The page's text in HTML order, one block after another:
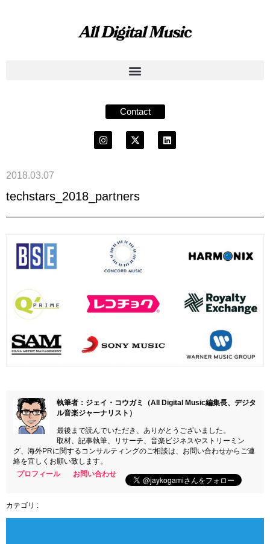
Contact
2018.03.07
techstars_2018_partners
執筆者：ジェイ・コウガミ（All Digital Music編集長、デジタ
ル音楽ジャーナリスト）
最後まで読んでいただき、ありがとうございました。
取材、記事執筆、リサーチ、音楽ビジネスやストリーミン
グ、海外PRに関するコンサルティングのご相談は、お問い合わせからご連
絡を宜しくお願い致します。
プロフィール
お問い合わせ
カテゴリ :